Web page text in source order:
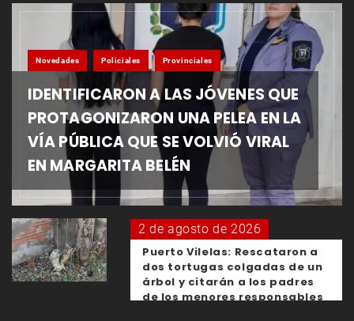
Novedades Policiales Provinciales
IDENTIFICARON A LAS JÓVENES QUE
PROTAGONIZARON UNA PELEA EN LA
VÍA PÚBLICA QUE SE VOLVIÓ VIRAL
EN MARGARITA BELÉN
2 de agosto de 2026
Puerto Vilelas: Rescataron a
dos tortugas colgadas de un
árbol y citarán a los padres
de los menores responsables